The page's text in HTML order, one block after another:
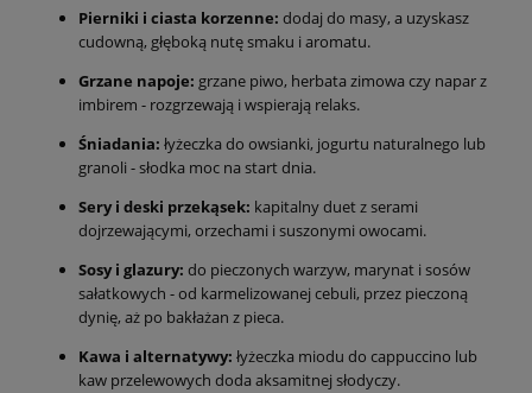
Pierniki i ciasta korzenne: dodaj do masy, a uzyskasz
cudowną, głęboką nutę smaku i aromatu.
Grzane napoje: grzane piwo, herbata zimowa czy napar z
imbirem - rozgrzewają i wspierają relaks.
Śniadania: łyżeczka do owsianki, jogurtu naturalnego lub
granoli - słodka moc na start dnia.
Sery i deski przekąsek: kapitalny duet z serami
dojrzewającymi, orzechami i suszonymi owocami.
Sosy i glazury: do pieczonych warzyw, marynat i sosów
sałatkowych - od karmelizowanej cebuli, przez pieczoną
dynię, aż po bakłażan z pieca.
Kawa i alternatywy: łyżeczka miodu do cappuccino lub
kaw przelewowych doda aksamitnej słodyczy.